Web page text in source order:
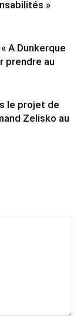
»
A Dunkerque
prendre au
le projet de
Zelisko au